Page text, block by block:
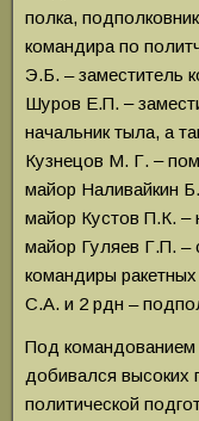
полка,
командира по
Э.Б. – заместитель
Шуров Е.П. ‒
начальник тыла, а
Кузнецов М. Г. ‒
майор Наливайкин
майор Кустов П.К. ‒
майор Гуляев Г.П. –
командиры
С.А. и 2 рдн –
Под командованием
добивался высоких
политической